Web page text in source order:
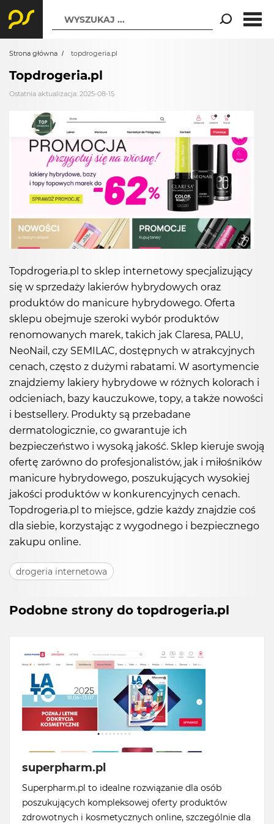
WYSZUKAJ ...
Strona główna topdrogeria.pl
Topdrogeria.pl
Ostatnia aktualizacja: 2025-08-15
Topdrogeria.pl to sklep internetowy specjalizujący
się w sprzedaży lakierów hybrydowych oraz
produktów do manicure hybrydowego. Oferta
sklepu obejmuje szeroki wybór produktów
renomowanych marek, takich jak Claresa, PALU,
NeoNail, czy SEMILAC, dostępnych w atrakcyjnych
cenach, często z dużymi rabatami. W asortymencie
znajdziemy lakiery hybrydowe w różnych kolorach i
odcieniach, bazy kauczukowe, topy, a także nowości
i bestsellery. Produkty są przebadane
dermatologicznie, co gwarantuje ich
bezpieczeństwo i wysoką jakość. Sklep kieruje swoją
ofertę zarówno do profesjonalistów, jak i miłośników
manicure hybrydowego, poszukujących wysokiej
jakości produktów w konkurencyjnych cenach.
Topdrogeria.pl to miejsce, gdzie każdy znajdzie coś
dla siebie, korzystając z wygodnego i bezpiecznego
zakupu online.
drogeria internetowa
Podobne strony do topdrogeria.pl
superpharm.pl
Superpharm.pl to idealne rozwiązanie dla osób
poszukujących kompleksowej oferty produktów
zdrowotnych i kosmetycznych online, szczególnie dla